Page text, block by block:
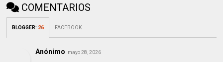
COMENTARIOS
BLOGGER: 26 FACEBOOK
Anónimo mayo 28, 2026